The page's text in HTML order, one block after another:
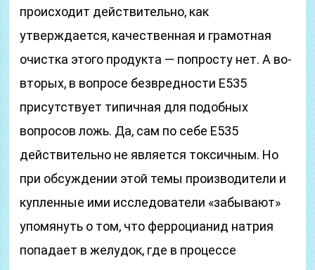
происходит действительно, как
утверждается, качественная и грамотная
очистка этого продукта — попросту нет. А во-
вторых, в вопросе безвредности Е535
присутствует типичная для подобных
вопросов ложь. Да, сам по себе Е535
действительно не является токсичным. Но
при обсуждении этой темы производители и
купленные ими исследователи «забывают»
упомянуть о том, что ферроцианид натрия
попадает в желудок, где в процессе